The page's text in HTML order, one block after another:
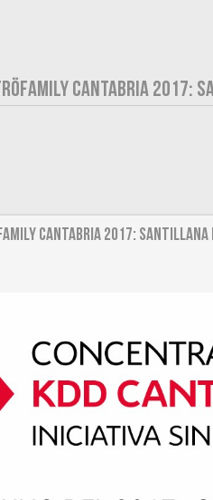
CANTABRIA 2017:
Cantabria 2017: